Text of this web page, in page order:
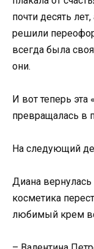
почти десять
решили
всегда была
они.
И вот теперь
превращалась в
На следующий
Диана
косметика
любимый крем